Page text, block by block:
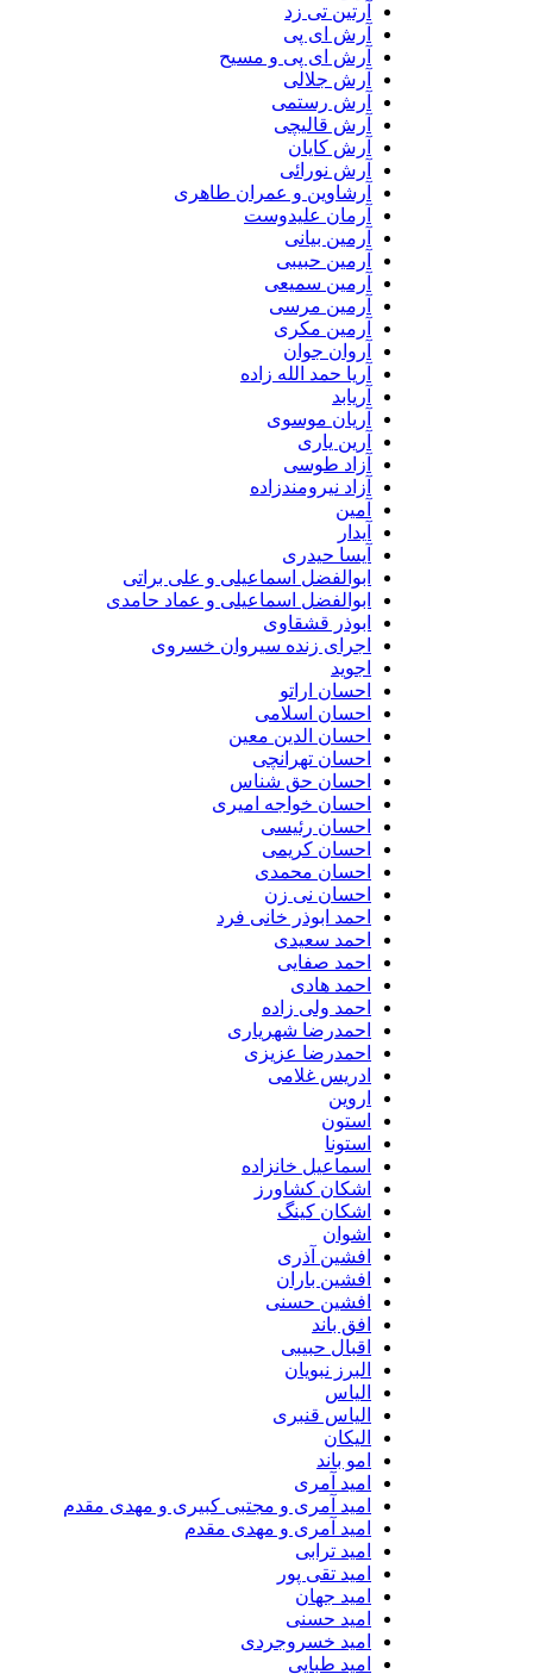
آرتین تی زد
آرش ای پی
آرش ای پی و مسیح
آرش جلالی
آرش رستمی
آرش قالیچی
آرش کایان
آرش نورائی
آرشاوین و عمران طاهری
آرمان علیدوست
آرمین بیانی
آرمین حبیبی
آرمین سمیعی
آرمین مرسی
آرمین مکری
آروان جوان
آریا حمد الله زاده
آریان موسوی
آرین یاری
آزاد طوسی
آزاد نیرومندزاده
آیسا حیدری
ابوالفضل اسماعیلی و علی براتی
ابوالفضل اسماعیلی و عماد حامدی
ابوذر قشقاوی
اجرای زنده سیروان خسروی
احسان اراتو
احسان اسلامی
احسان الدین معین
احسان تهرانچی
احسان حق شناس
احسان خواجه امیری
احسان رئیسی
احسان کریمی
احسان محمدی
احسان نی زن
احمد ابوذر خانی فرد
احمد سعیدی
احمد صفایی
احمد هادی
احمد ولی زاده
احمدرضا شهریاری
احمدرضا عزیزی
ادریس غلامی
اسماعیل خانزاده
اشکان کشاورز
اشکان کینگ
افشین آذری
افشین باران
افشین حسنی
افق باند
اقبال حبیبی
البرز نبویان
الیاس قنبرى
امو باند
امید آمری
امید آمری و مجتبی کبیری و مهدى مقدم
امید آمری و مهدی مقدم
امید ترابی
امید تقی پور
امید جهان
امید حسنی
امید خسروجردی
امید طبایی